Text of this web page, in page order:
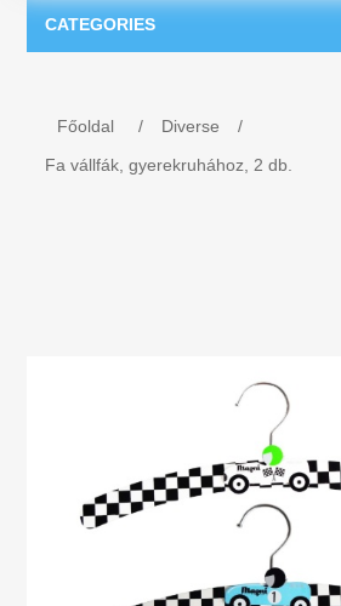
CATEGORIES
Bérmálási Ajándék - Szülési Ajándék
Főoldal / Diverse
/
Fa vállfák, gyerekruhához, 2 db.